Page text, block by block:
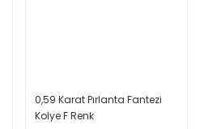
0,59 Karat Pırlanta Fantezi
Kolye F Renk